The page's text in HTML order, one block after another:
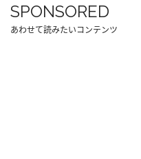
SPONSORED
あわせて読みたいコンテンツ